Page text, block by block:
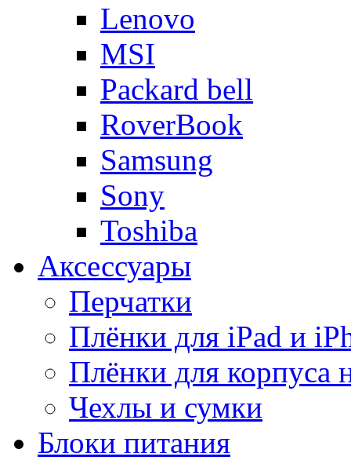
Lenovo
MSI
Packard bell
RoverBook
Samsung
Sony
Toshiba
Аксессуары
Перчатки
Плёнки для iPad и
Плёнки для корпуса
Чехлы и сумки
Блоки питания